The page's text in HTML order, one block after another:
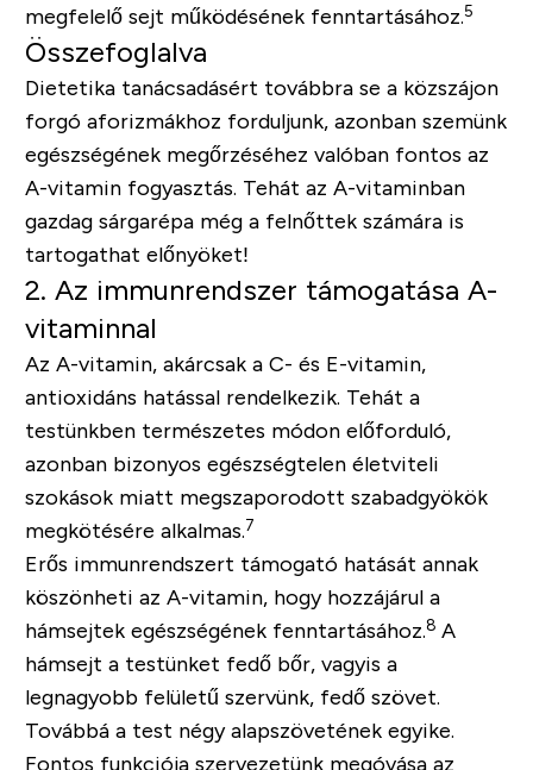
megfelelő sejt működésének fenntartásához.5
Összefoglalva
Dietetika tanácsadásért továbbra se a közszájon
forgó aforizmákhoz forduljunk, azonban szemünk
egészségének megőrzéséhez valóban fontos az
A-vitamin fogyasztás. Tehát az A-vitaminban
gazdag sárgarépa még a felnőttek számára is
tartogathat előnyöket!
2. Az immunrendszer támogatása A-
vitaminnal
Az A-vitamin, akárcsak a C- és E-vitamin,
antioxidáns hatással rendelkezik. Tehát a
testünkben természetes módon előforduló,
azonban bizonyos egészségtelen életviteli
szokások miatt megszaporodott szabadgyökök
megkötésére alkalmas.7
Erős immunrendszert támogató hatását annak
köszönheti az A-vitamin, hogy hozzájárul a
hámsejtek egészségének fenntartásához.8 A
hámsejt a testünket fedő bőr, vagyis a
legnagyobb felületű szervünk, fedő szövet.
Továbbá a test négy alapszövetének egyike.
Fontos funkciója szervezetünk megóvása az